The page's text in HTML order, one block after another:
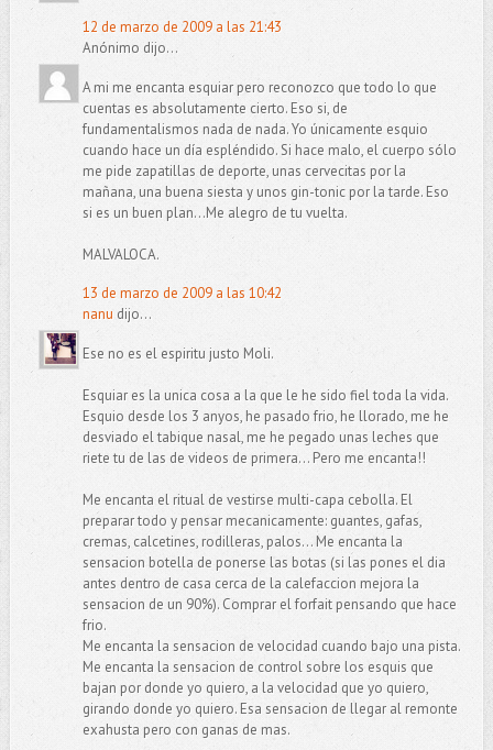
12 de marzo de 2009 a las 21:43
Anónimo dijo...
A mi me encanta esquiar pero reconozco que todo lo que
cuentas es absolutamente cierto. Eso si, de
fundamentalismos nada de nada. Yo únicamente esquio
cuando hace un día espléndido. Si hace malo, el cuerpo sólo
me pide zapatillas de deporte, unas cervecitas por la
mañana, una buena siesta y unos gin-tonic por la tarde. Eso
si es un buen plan...Me alegro de tu vuelta.
MALVALOCA.
13 de marzo de 2009 a las 10:42
nanu dijo...
Ese no es el espiritu justo Moli.
Esquiar es la unica cosa a la que le he sido fiel toda la vida.
Esquio desde los 3 anyos, he pasado frio, he llorado, me he
desviado el tabique nasal, me he pegado unas leches que
riete tu de las de videos de primera... Pero me encanta!!
Me encanta el ritual de vestirse multi-capa cebolla. El
preparar todo y pensar mecanicamente: guantes, gafas,
cremas, calcetines, rodilleras, palos... Me encanta la
sensacion botella de ponerse las botas (si las pones el dia
antes dentro de casa cerca de la calefaccion mejora la
sensacion de un 90%). Comprar el forfait pensando que hace
frio.
Me encanta la sensacion de velocidad cuando bajo una pista.
Me encanta la sensacion de control sobre los esquis que
bajan por donde yo quiero, a la velocidad que yo quiero,
girando donde yo quiero. Esa sensacion de llegar al remonte
exahusta pero con ganas de mas.